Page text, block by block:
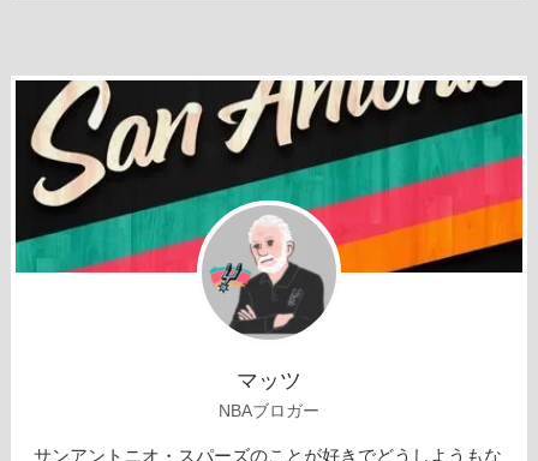
マッツ
NBAブロガー
サンアントニオ・スパーズのことが好きでどうしようもな